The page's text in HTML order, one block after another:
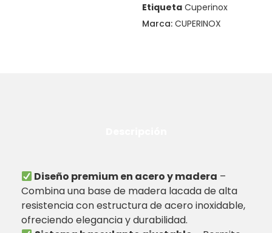
Etiqueta Cuperinox
Marca: CUPERINOX
Diseño premium en acero y madera –
Combina una base de madera lacada de alta
resistencia con estructura de acero inoxidable,
ofreciendo elegancia y durabilidad.